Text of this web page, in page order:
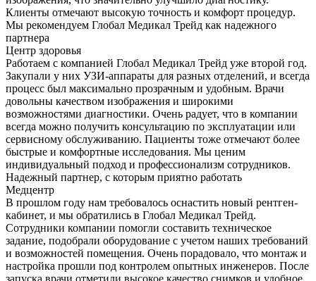
Клиенты отмечают высокую точность и комфорт процедур.
Мы рекомендуем Глобал Медикал Трейд как надежного
партнера
Центр здоровья
Работаем с компанией Глобал Медикал Трейд уже второй год.
Закупали у них УЗИ-аппараты для разных отделений, и всегда
процесс был максимально прозрачным и удобным. Врачи
довольны качеством изображения и широкими
возможностями диагностики. Очень радует, что в компании
всегда можно получить консультацию по эксплуатации или
сервисному обслуживанию. Пациенты тоже отмечают более
быстрые и комфортные исследования. Мы ценим
индивидуальный подход и профессионализм сотрудников.
Надежный партнер, с которым приятно работать
Медцентр
В прошлом году нам требовалось оснастить новый рентген-
кабинет, и мы обратились в Глобал Медикал Трейд.
Сотрудники компании помогли составить техническое
задание, подобрали оборудование с учетом наших требований
и возможностей помещения. Очень порадовало, что монтаж и
настройка прошли под контролем опытных инженеров. После
запуска врачи отметили высокое качество снимков и удобное